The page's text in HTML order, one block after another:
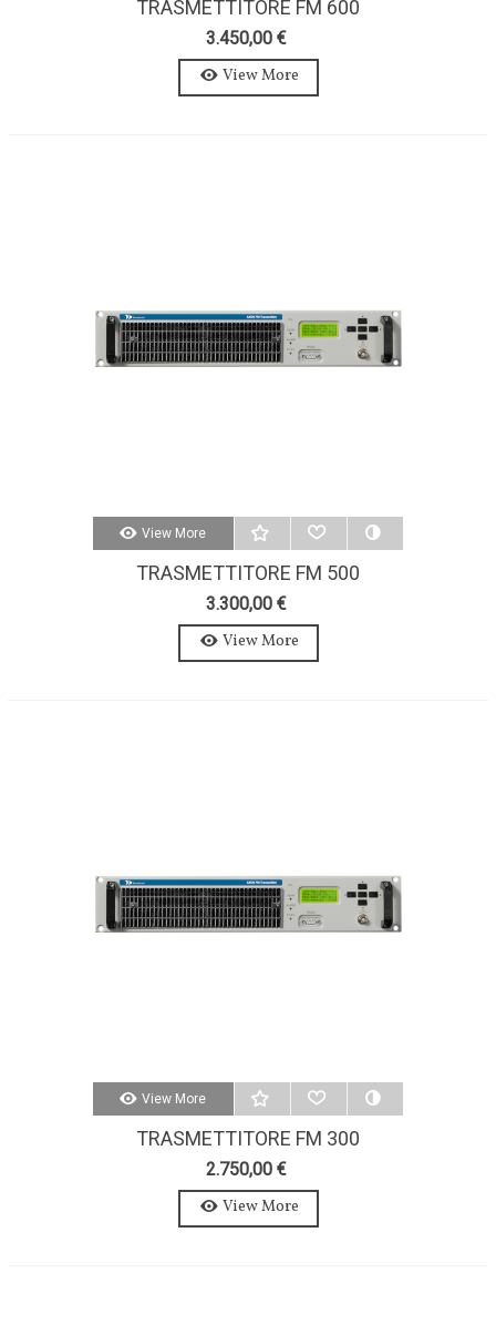
TRASMETTITORE FM 600
WATTS-AXON 600W-STEREO-
MPX
3.450,00 €
View More
View More
TRASMETTITORE FM 500
WATTS-AXON 500W-STEREO-
MPX
3.300,00 €
View More
View More
TRASMETTITORE FM 300
WATTS-AXON 300W-STEREO-
MPX
2.750,00 €
View More